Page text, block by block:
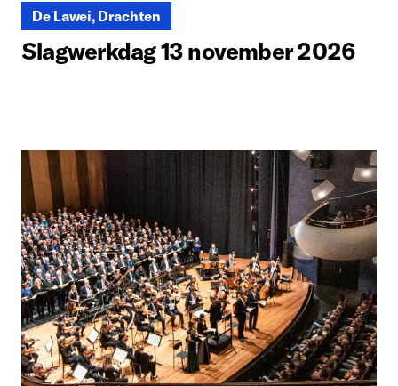
De Lawei, Drachten
Slagwerkdag 13 november 2026